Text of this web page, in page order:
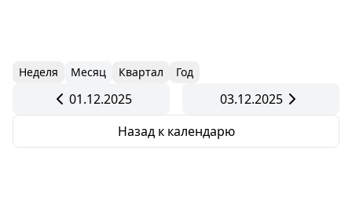
Неделя Месяц Квартал Год
01.12.2025
03.12.2025
Назад к календарю